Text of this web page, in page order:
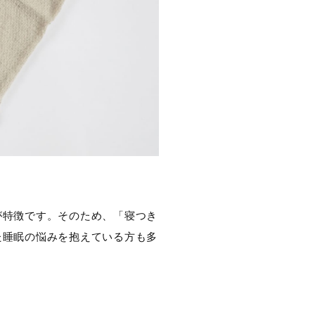
徴です。そのため、「寝つき
眠の悩みを抱えている方も多